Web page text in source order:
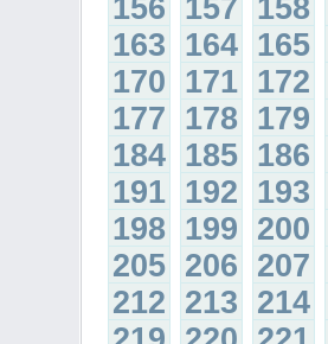
156 157 158
163 164 165
170 171 172
177 178 179
184 185 186
191 192 193
198 199 200
205 206 207
212 213 214